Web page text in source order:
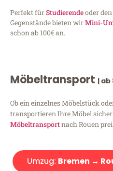
Perfekt fürStudierendeoder
Gegenstände bieten wirMini-
schon ab 100€ an.
Möbeltransport |
Ob ein einzelnes Möbelstück
transportieren Ihre Möbel
Möbeltransportnach Rouen
Umzug: Bremen →